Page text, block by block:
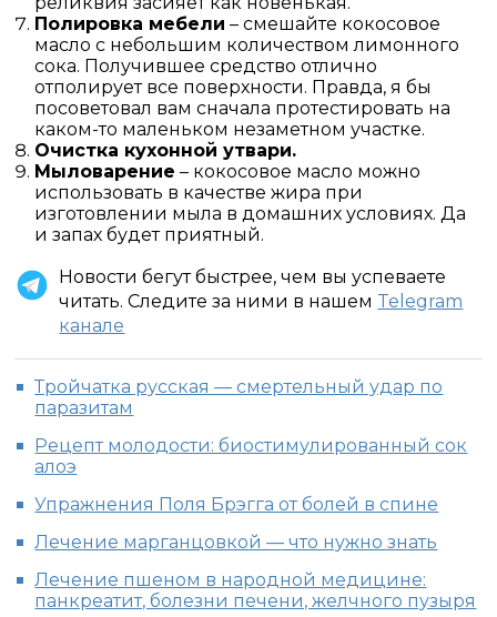
Полировка мебели – смешайте кокосовое
масло с небольшим количеством лимонного
сока. Получившее средство отлично
отполирует все поверхности. Правда, я бы
посоветовал вам сначала протестировать на
каком-то маленьком незаметном участке.
Очистка кухонной утвари.
Мыловарение – кокосовое масло можно
использовать в качестве жира при
изготовлении мыла в домашних условиях. Да
и запах будет приятный.
Новости бегут быстрее, чем вы успеваете
читать. Следите за ними в нашем Telegram
канале
Тройчатка русская — смертельный удар по
паразитам
Рецепт молодости: биостимулированный сок
алоэ
Упражнения Поля Брэгга от болей в спине
Лечение марганцовкой — что нужно знать
Лечение пшеном в народной медицине:
панкреатит, болезни печени, желчного пузыря